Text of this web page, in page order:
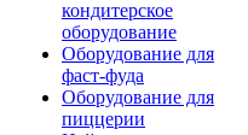
кондитерское
оборудование
Оборудование для
фаст-фуда
Оборудование для
пиццерии